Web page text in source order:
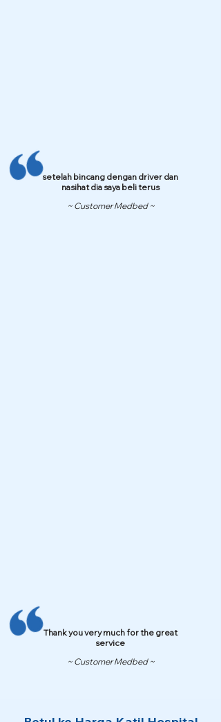
setelah bincang dengan driver dan
nasihat dia saya beli terus
~ Customer Medbed ~
Thank you very much for the great
service
~ Customer Medbed ~